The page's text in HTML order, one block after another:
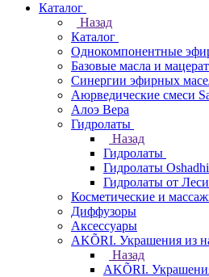
Каталог
Назад
Каталог
Однокомпонентные
Базовые масла и
Синергии эфирных
Аюрведические смеси
Алоэ Вера
Гидролаты
Назад
Гидролаты
Гидролаты Oshadhi
Гидролаты от
Косметические и
Диффузоры
Аксессуары
AKÕRI. Украшения из
Назад
AKÕRI.